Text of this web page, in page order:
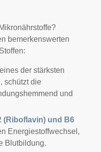
bemerkenswerten
eines der stärksten
schützt die
und
(Riboflavin) und B6
Energiestoffwechsel,
Blutbildung.